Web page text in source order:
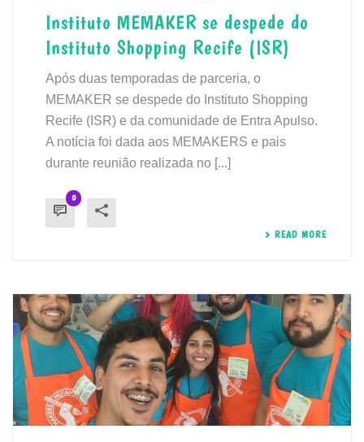
Instituto MEMAKER se despede do
Instituto Shopping Recife (ISR)
Após duas temporadas de parceria, o
MEMAKER se despede do Instituto Shopping
Recife (ISR) e da comunidade de Entra Apulso.
A notícia foi dada aos MEMAKERS e pais
durante reunião realizada no [...]
0
READ MORE